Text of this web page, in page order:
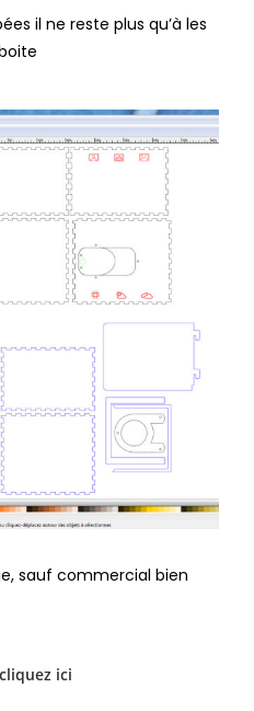
il ne reste plus qu’à les
sauf commercial bien
cliquez ici